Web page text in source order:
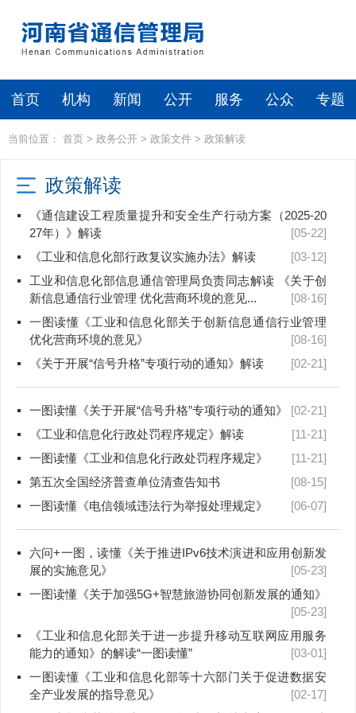
首页 机构 新闻 公开 服务 公众 专题
当前位置： 首页 > 政务公开 > 政策文件 > 政策解读
政策解读
《通信建设工程质量提升和安全生产行动方案（2025-20
27年）》解读
[05-22]
《工业和信息化部行政复议实施办法》解读
[03-12]
工业和信息化部信息通信管理局负责同志解读 《关于创
新信息通信行业管理 优化营商环境的意见...
[08-16]
一图读懂《工业和信息化部关于创新信息通信行业管理
优化营商环境的意见》
[08-16]
《关于开展“信号升格”专项行动的通知》解读
[02-21]
一图读懂《关于开展“信号升格”专项行动的通知》
[02-21]
《工业和信息化行政处罚程序规定》解读
[11-21]
一图读懂《工业和信息化行政处罚程序规定》
[11-21]
第五次全国经济普查单位清查告知书
[08-15]
一图读懂《电信领域违法行为举报处理规定》
[06-07]
六问+一图，读懂《关于推进IPv6技术演进和应用创新发
展的实施意见》
[05-23]
一图读懂《关于加强5G+智慧旅游协同创新发展的通知》
[05-23]
《工业和信息化部关于进一步提升移动互联网应用服务
能力的通知》的解读“一图读懂”
[03-01]
一图读懂《工业和信息化部等十六部门关于促进数据安
全产业发展的指导意见》
[02-17]